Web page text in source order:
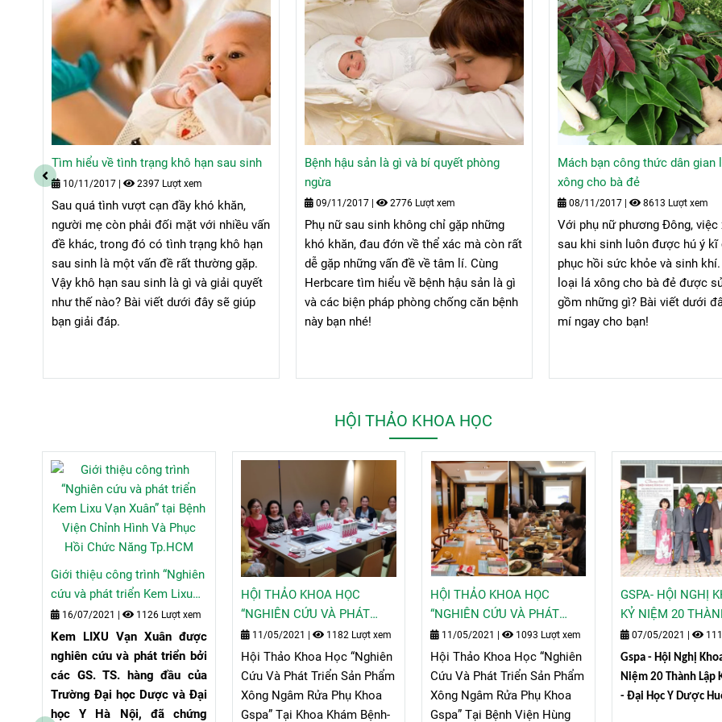
Tìm hiểu về tình trạng khô hạn sau sinh
10/11/2017 2397 Lượt xem
Sau quá tình vượt cạn đầy khó khăn,
người mẹ còn phải đối mặt với nhiều vấn
đề khác, trong đó có tình trạng khô hạn
sau sinh là một vấn đề rất thường gặp.
Vậy khô hạn sau sinh là gì và giải quyết
như thế nào? Bài viết dưới đây sẽ giúp
bạn giải đáp.
Bệnh hậu sản là gì và bí quyết phòng
ngừa
09/11/2017 2776 Lượt xem
Phụ nữ sau sinh không chỉ gặp những
khó khăn, đau đớn về thể xác mà còn rất
dễ gặp những vấn đề về tâm lí. Cùng
Herbcare tìm hiểu về bệnh hậu sản là gì
và các biện pháp phòng chống căn bệnh
này bạn nhé!
Mách bạn công thức dân gian
xông cho bà đẻ
08/11/2017 8613 Lượt xem
Với phụ nữ phương Đông, việc
sau khi sinh luôn được hú ý kĩ
phục hồi sức khỏe và sinh
loại lá xông cho bà đẻ được
gồm những gì? Bài viết dưới
mí ngay cho bạn!
HỘI THẢO KHOA HỌC
Giới thiệu công trình “Nghiên
cứu và phát triển Kem Lixu
Vạn Xuân” tại Bệnh Viện
Chỉnh Hình Và Phục Hồi
Chức Năng Tp.HCM
16/07/2021 | 1126 Lượt xem
Kem LIXU Vạn Xuân được
nghiên cứu và phát triển bởi
các GS. TS. hàng đầu của
Trường Đại học Dược và Đại
học Y Hà Nội, đã chứng
HỘI THẢO KHOA HỌC
“NGHIÊN CỨU VÀ PHÁT
TRIỂN SẢN PHẨM XÔNG
NGÂM RỬA PHỤ KHOA
GSPA” TẠI KHOA KHÁM
BỆNH- BỆNH VIỆN HÙNG
VƯƠNG
11/05/2021 1182 Lượt xem
Hội Thảo Khoa Học “Nghiên
Cứu Và Phát Triển Sản Phẩm
Xông Ngâm Rửa Phụ Khoa
Gspa” Tại Khoa Khám Bệnh-
HỘI THẢO KHOA HỌC
“NGHIÊN CỨU VÀ PHÁT
TRIỂN SẢN PHẨM XÔNG
NGÂM RỬA PHỤ KHOA
GSPA” TẠI BỆNH VIỆN
HÙNG VƯƠNG
11/05/2021 | 1093 Lượt xem
Hội Thảo Khoa Học “Nghiên
Cứu Và Phát Triển Sản Phẩm
Xông Ngâm Rửa Phụ Khoa
Gspa” Tại Bệnh Viện Hùng
GSPA- HỘI NGHỊ
KỶ NIỆM 20
KHOA DƯỢC- ĐẠI
DƯỢC HUẾ
07/05/2021
Gspa - Hội Nghị
Niệm 20 Thành Lập
- Đại Học Y Dược